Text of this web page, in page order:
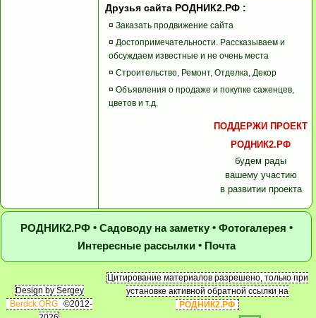
Друзья сайта РОДНИК2.РФ :
¤ Заказать продвижение сайта
¤ Достопримечательности. Рассказываем и
обсуждаем известные и не очень места
¤ Строительство, Ремонт, Отделка, Декор
¤ Объявления о продаже и покупке саженцев,
цветов и т.д.
ПОДДЕРЖИ ПРОЕКТ
РОДНИК2.РФ
будем рады
вашему участию
в развитии проекта
РОДНИК2.РФ • Садоводу на заметку• Фотогалерея •
Интересные рассылки• Почта
Design by Sergey
Berdck.ORG
©2012-
Цитирование материалов разрешено, только при
установке активной обратной ссылки на
РОДНИК2.РФ